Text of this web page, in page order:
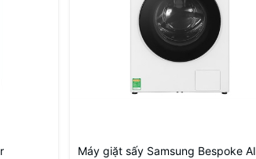
Máy giặt sấy Samsung Bespoke AI